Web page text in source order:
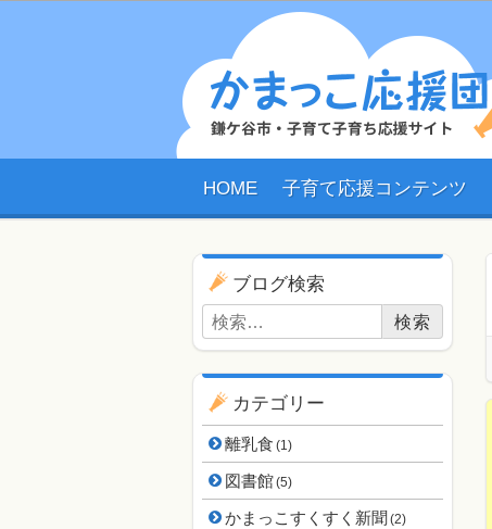
HOME 子育て応援コンテンツ
ブログ用ナビゲーション
ブログ検索
検索:
カテゴリー
離乳食 (1)
図書館(5)
かまっこすくすく新聞 (2)